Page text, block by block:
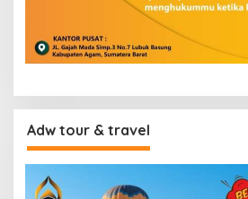
Adw tour & travel